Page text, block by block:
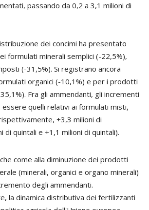
passando da 0,2 a 3,1 milioni di
dei concimi ha presentato
formulati minerali semplici (-22,5%),
(-31,5%). Si registrano ancora
organici (-10,1%) e per i prodotti
Fra gli ammendanti, gli incrementi
quelli relativi ai formulati misti,
+3,3 milioni di
di quintali e +1,1 milioni di quintali).
come alla diminuzione dei prodotti
(minerali, organici e organo minerali)
degli ammendanti.
la dinamica distributiva dei fertilizzanti